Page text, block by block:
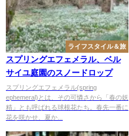
ライフスタイル＆旅
スプリングエフェメラル、ベル
サイユ庭園のスノードロップ
スプリングエフェメラル(spring
ephemeral)とは、その可憐さから「春の妖
精」とも呼ばれる球根花たち。春先一番に
花を咲かせ、夏か...